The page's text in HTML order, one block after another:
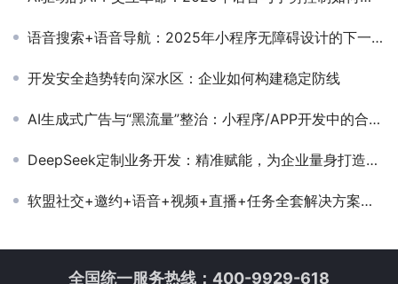
语音搜索+语音导航：2025年小程序无障碍设计的下一站？
开发安全趋势转向深水区：企业如何构建稳定防线
AI生成式广告与“黑流量”整治：小程序/APP开发中的合规红线
DeepSeek定制业务开发：精准赋能，为企业量身打造智能化解决方案
软盟社交+邀约+语音+视频+直播+任务全套解决方案：打造全方位社交新体验
全国统一服务热线：400-9929-618